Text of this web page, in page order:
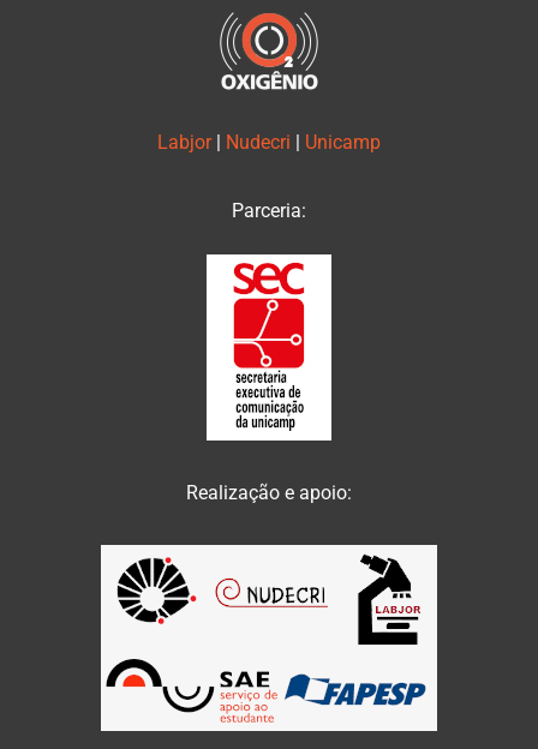
Labjor | Nudecri | Unicamp
Parceria:
Realização e apoio: